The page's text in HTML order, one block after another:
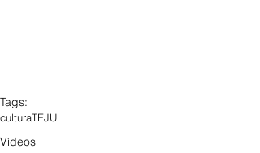
Tags:
culturaTEJU
Vídeos